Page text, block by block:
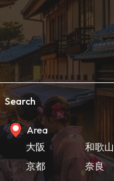
Search
Area
大阪
京都
和歌山
奈良